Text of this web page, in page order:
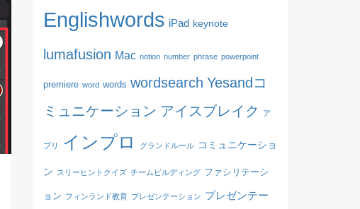
Englishwords iPad keynote
lumafusion Mac notion number phrase powerpoint
premiere word words wordsearch Yesandコ
ミュニケーション アイスブレイク ア
プリ インプロ グランドルール コミュニケーショ
ン スリーヒントクイズ チームビルディング ファシリテーシ
ョン フィンランド教育 ブレゼンテーション プレゼンテー